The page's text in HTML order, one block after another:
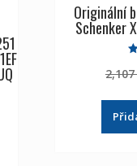
Originální
Schenker
2,107